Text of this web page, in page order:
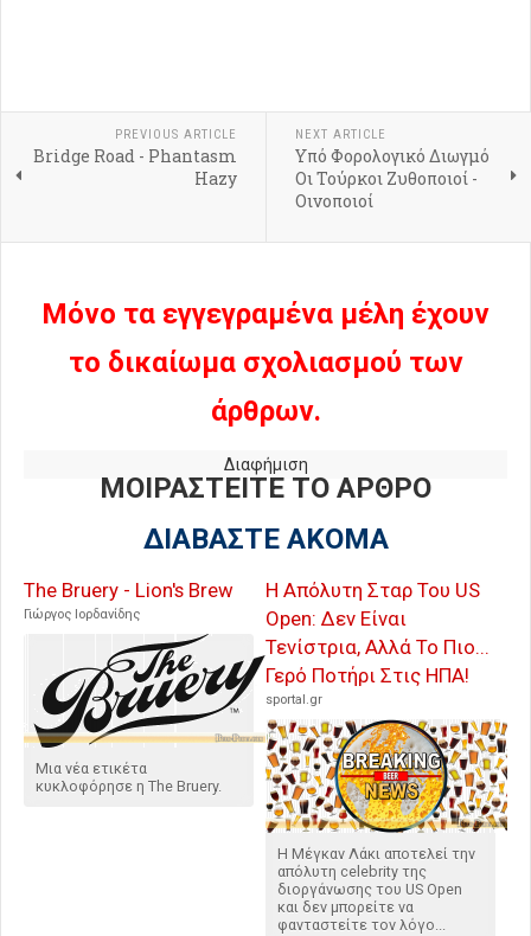
PREVIOUS ARTICLE
Bridge Road - Phantasm
Hazy
NEXT ARTICLE
Υπό Φορολογικό Διωγμό
Οι Τούρκοι Ζυθοποιοί -
Οινοποιοί
Μόνο τα εγγεγραμένα μέλη έχουν
το δικαίωμα σχολιασμού των
άρθρων.
Διαφήμιση
ΜΟΙΡΑΣΤΕΙΤΕ ΤΟ ΑΡΘΡΟ
ΔΙΑΒΑΣΤΕ ΑΚΟΜΑ
The Bruery - Lion's Brew
Γιώργος Ιορδανίδης
Μια νέα ετικέτα
κυκλοφόρησε η The Bruery.
Η Απόλυτη Σταρ Του US
Open: Δεν Είναι
Τενίστρια, Αλλά Το Πιο...
Γερό Ποτήρι Στις ΗΠΑ!
sportal.gr
Η Μέγκαν Λάκι αποτελεί την
απόλυτη celebrity της
διοργάνωσης του US Open
και δεν μπορείτε να
φανταστείτε τον λόγο...